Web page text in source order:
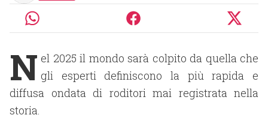
N el 2025 il mondo sarà colpito da quella che
gli esperti definiscono la più rapida e
diffusa ondata di roditori mai registrata nella
storia.